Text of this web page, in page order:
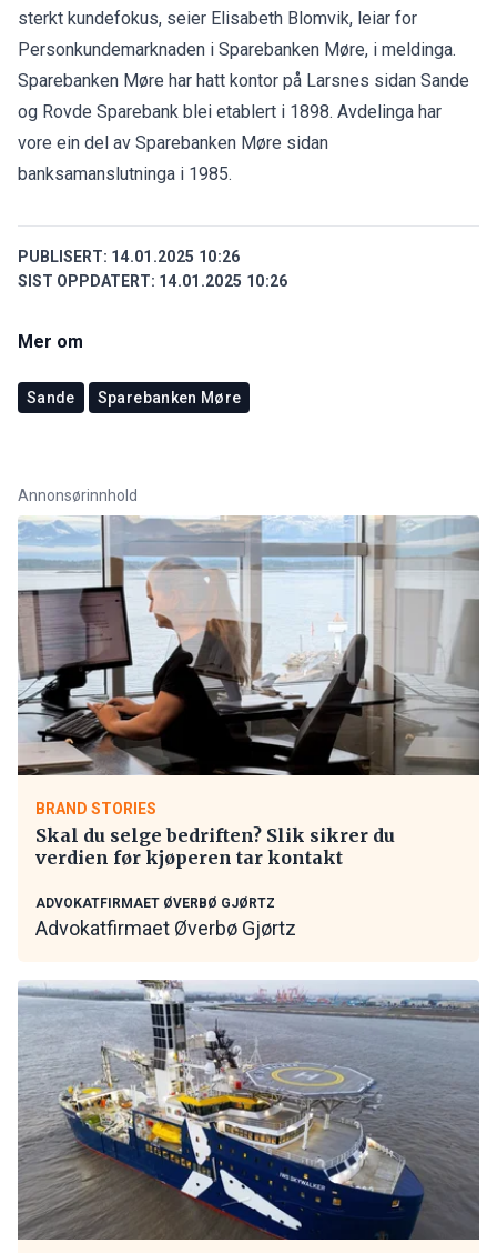
sterkt kundefokus, seier Elisabeth Blomvik, leiar for
Personkundemarknaden i Sparebanken Møre, i meldinga.
Sparebanken Møre har hatt kontor på Larsnes sidan Sande
og Rovde Sparebank blei etablert i 1898. Avdelinga har
vore ein del av Sparebanken Møre sidan
banksamanslutninga i 1985.
PUBLISERT: 14.01.2025 10:26
SIST OPPDATERT: 14.01.2025 10:26
Mer om
Sande Sparebanken Møre
Annonsørinnhold
BRAND STORIES
Skal du selge bedriften? Slik sikrer du
verdien før kjøperen tar kontakt
ADVOKATFIRMAET ØVERBØ GJØRTZ
Advokatfirmaet Øverbø Gjørtz